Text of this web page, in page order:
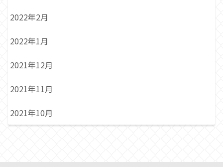
2022年2月
2022年1月
2021年12月
2021年11月
2021年10月